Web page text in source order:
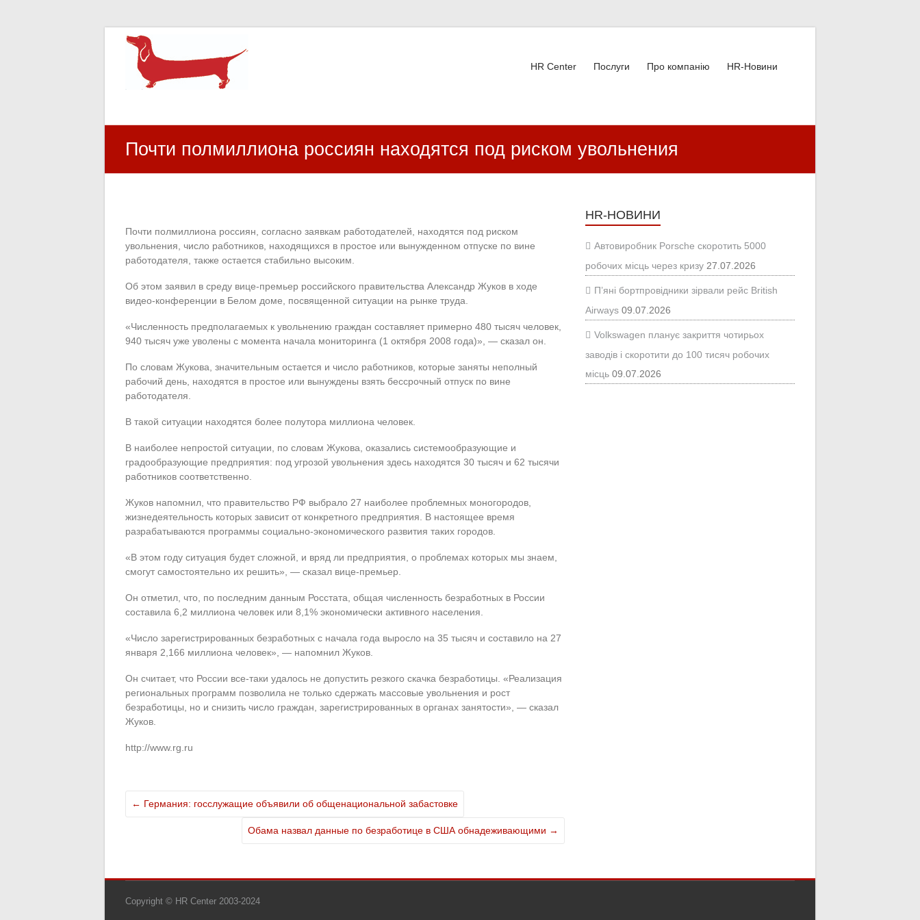
HR Center
залученість персоналу, e-NPS, оцінка ЗВК
HR Center Послуги Про компанію HR-Новини
Почти полмиллиона россиян находятся под риском увольнения
Почти полмиллиона россиян, согласно заявкам работодателей, находятся под риском
увольнения, число работников, находящихся в простое или вынужденном отпуске по вине
работодателя, также остается стабильно высоким.
Об этом заявил в среду вице-премьер российского правительства Александр Жуков в ходе
видео-конференции в Белом доме, посвященной ситуации на рынке труда.
«Численность предполагаемых к увольнению граждан составляет примерно 480 тысяч человек,
940 тысяч уже уволены с момента начала мониторинга (1 октября 2008 года)», — сказал он.
По словам Жукова, значительным остается и число работников, которые заняты неполный
рабочий день, находятся в простое или вынуждены взять бессрочный отпуск по вине
работодателя.
В такой ситуации находятся более полутора миллиона человек.
В наиболее непростой ситуации, по словам Жукова, оказались системообразующие и
градообразующие предприятия: под угрозой увольнения здесь находятся 30 тысяч и 62 тысячи
работников соответственно.
Жуков напомнил, что правительство РФ выбрало 27 наиболее проблемных моногородов,
жизнедеятельность которых зависит от конкретного предприятия. В настоящее время
разрабатываются программы социально-экономического развития таких городов.
«В этом году ситуация будет сложной, и вряд ли предприятия, о проблемах которых мы знаем,
смогут самостоятельно их решить», — сказал вице-премьер.
Он отметил, что, по последним данным Росстата, общая численность безработных в России
составила 6,2 миллиона человек или 8,1% экономически активного населения.
«Число зарегистрированных безработных с начала года выросло на 35 тысяч и составило на 27
января 2,166 миллиона человек», — напомнил Жуков.
Он считает, что России все-таки удалось не допустить резкого скачка безработицы. «Реализация
региональных программ позволила не только сдержать массовые увольнения и рост
безработицы, но и снизить число граждан, зарегистрированных в органах занятости», — сказал
Жуков.
http://www.rg.ru
← Германия: госслужащие объявили об общенациональной забастовке
Обама назвал данные по безработице в США обнадеживающими →
HR-НОВИНИ
Автовиробник Porsche скоротить 5000
робочих місць через кризу 27.07.2026
П’яні бортпровідники зірвали рейс British
Airways 09.07.2026
Volkswagen планує закриття чотирьох
заводів і скоротити до 100 тисяч робочих
місць 09.07.2026
Copyright © HR Center 2003-2024